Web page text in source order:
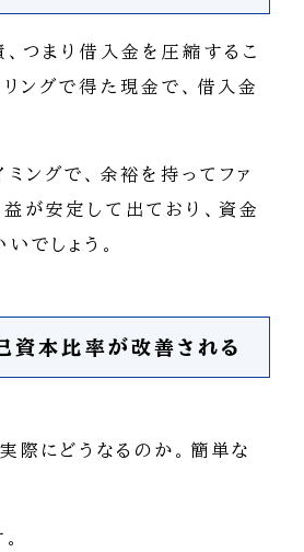
つまり借入金を圧縮するこ
ングで得た現金で、借入金
ングで、余裕を持ってファ
が安定して出ており、資金
でしょう。
資本比率が改善される
際にどうなるのか。簡単な